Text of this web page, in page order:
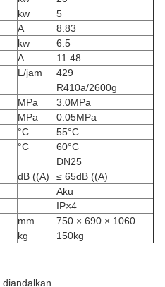
kw
5
A
8.83
kw
6.5
A
11.48
L/jam
429
R410a/2600g
MPa
3.0MPa
MPa
0.05MPa
°C
55°C
°C
60°C
DN25
dB ((A)
≤ 65dB ((A)
Aku
IP×4
mm
750 × 690 × 1060
kg 150kg